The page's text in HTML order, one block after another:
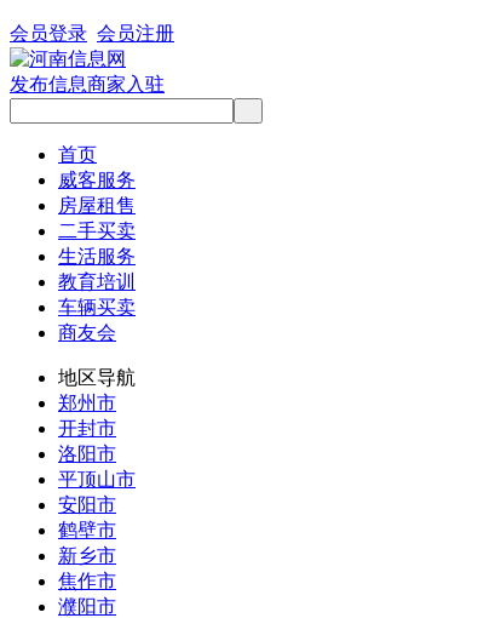
会员登录 会员注册
发布信息商家入驻
首页
威客服务
房屋租售
二手买卖
生活服务
教育培训
车辆买卖
商友会
地区导航
郑州市
开封市
洛阳市
平顶山市
安阳市
鹤壁市
新乡市
焦作市
濮阳市